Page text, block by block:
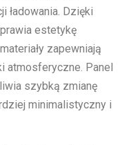
ładowania. Dzięki
estetykę
zapewniają
atmosferyczne. Panel
szybką zmianę
minimalistyczny i